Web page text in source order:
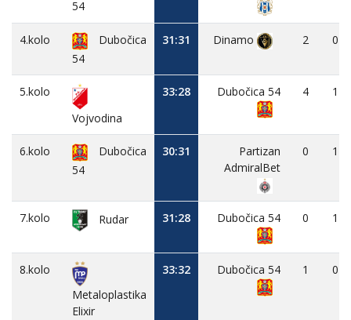
54
4.kolo
Dubočica
54
31:31 Dinamo 2 0
5.kolo
Vojvodina
33:28 Dubočica 54 4 1
6.kolo
Dubočica
54
30:31
Partizan
AdmiralBet
0 1
7.kolo Rudar 31:28 Dubočica 54 0 1
8.kolo
Metaloplastika
Elixir
33:32 Dubočica 54 1 0